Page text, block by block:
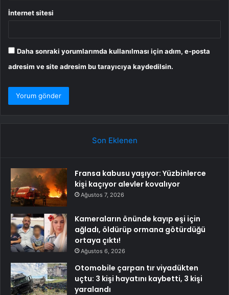
İnternet sitesi
Daha sonraki yorumlarımda kullanılması için adım, e-posta
adresim ve site adresim bu tarayıcıya kaydedilsin.
Son Eklenen
Fransa kabusu yaşıyor: Yüzbinlerce
kişi kaçıyor alevler kovalıyor
Ağustos 7, 2026
Kameraların önünde kayıp eşi için
ağladı, öldürüp ormana götürdüğü
ortaya çıktı!
Ağustos 6, 2026
Otomobile çarpan tır viyadükten
uçtu: 3 kişi hayatını kaybetti, 3 kişi
yaralandı